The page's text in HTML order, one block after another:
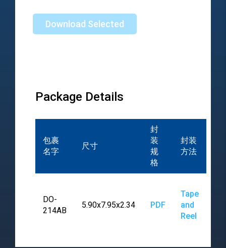
Download Selected
Package Details
包裹
名字
尺寸
封
装
规
格
封装
方法
DO-
214AB
5.90x7.95x2.34 PDF
Tape
and
Reel